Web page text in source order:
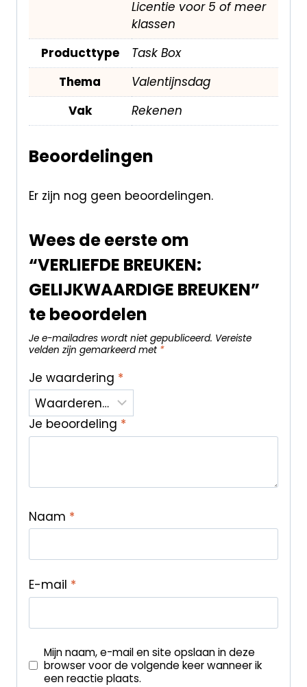
Licentie voor 5 of meer
klassen
Producttype
Task Box
Thema
Valentijnsdag
Vak
Rekenen
Beoordelingen
Er zijn nog geen beoordelingen.
Wees de eerste om
“VERLIEFDE BREUKEN:
GELIJKWAARDIGE BREUKEN”
te beoordelen
Je e-mailadres wordt niet gepubliceerd. Vereiste
velden zijn gemarkeerd met *
Je waardering *
Je beoordeling *
Naam *
E-mail *
Mijn naam, e-mail en site opslaan in deze
browser voor de volgende keer wanneer ik
een reactie plaats.